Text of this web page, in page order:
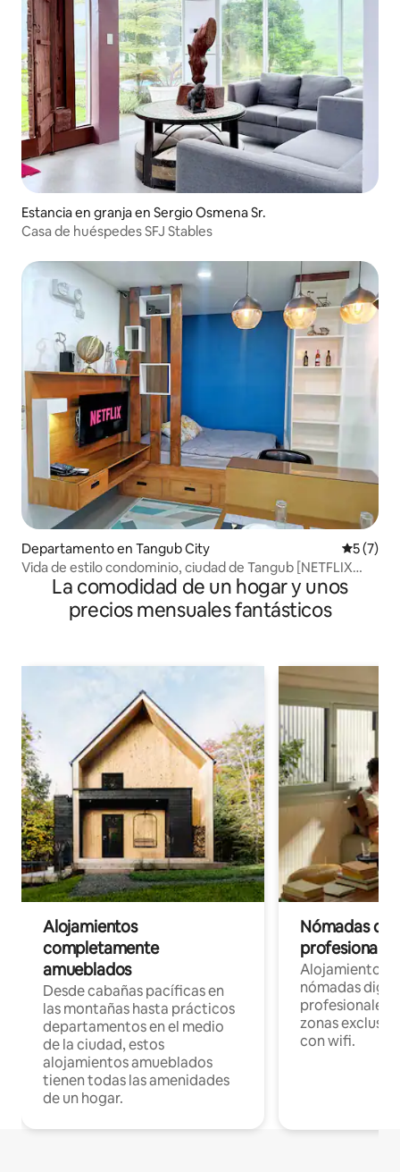
Estancia en granja en Sergio Osmena Sr.
Casa de huéspedes SFJ Stables
Departamento en Tangub City
5 (7)
Vida de estilo condominio, ciudad de Tangub [NETFLIX
GRATIS]La comodidad de un hogar y unos
precios mensuales fantásticos
Alojamientos
completamente
amueblados
Desde cabañas pacíficas en
las montañas hasta prácticos
departamentos en el medio
de la ciudad, estos
alojamientos amueblados
tienen todas las amenidades
de un hogar.
Nómadas
Alojamientos
nómadas
profesionales
zonas
con wifi.